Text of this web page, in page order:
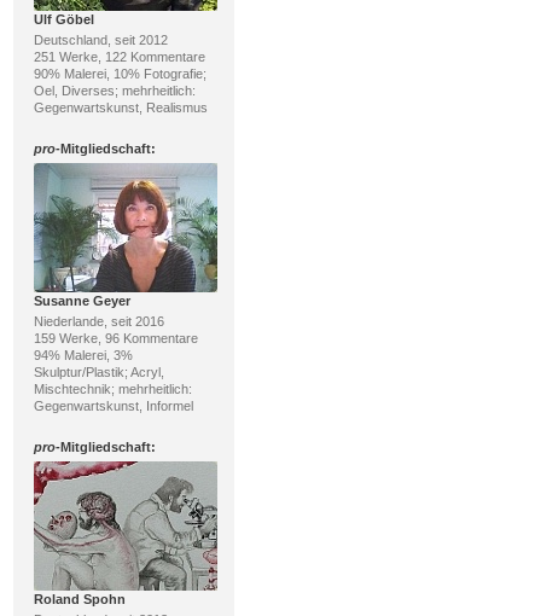
Ulf Göbel
Deutschland, seit 2012
251 Werke, 122 Kommentare
90% Malerei, 10% Fotografie;
Oel, Diverses; mehrheitlich:
Gegenwartskunst, Realismus
pro-Mitgliedschaft:
Susanne Geyer
Niederlande, seit 2016
159 Werke, 96 Kommentare
94% Malerei, 3%
Skulptur/Plastik; Acryl,
Mischtechnik; mehrheitlich:
Gegenwartskunst, Informel
pro-Mitgliedschaft:
Roland Spohn